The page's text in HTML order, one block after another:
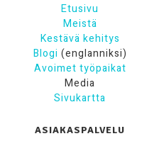
Etusivu
Meistä
Kestävä kehitys
Blogi (englanniksi)
Avoimet työpaikat
Media
Sivukartta
ASIAKASPALVELU